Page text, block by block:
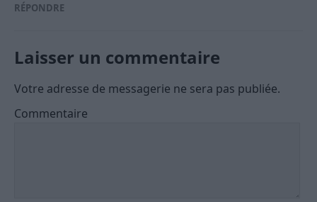
RÉPONDRE
Laisser un commentaire
Votre adresse de messagerie ne sera pas publiée.
Commentaire